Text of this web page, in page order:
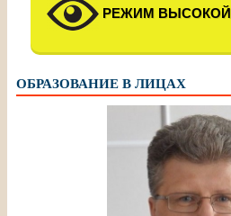
РЕЖИМ ВЫСОКОЙ
ОБРАЗОВАНИЕ В ЛИЦАХ